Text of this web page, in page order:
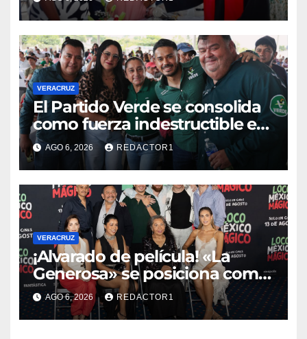
obras para escuelas de
Veracruz
VERACRUZ
​El Partido Verde se consolida
como fuerza indestructible en
la zona norte de Veracruz
AGO 6, 2026 REDACTOR1
VERACRUZ
¡Alvarado de película! «La
Generosa» se posiciona como
escenario ideal para
producciones de cine y
televisión
AGO 6, 2026 REDACTOR1